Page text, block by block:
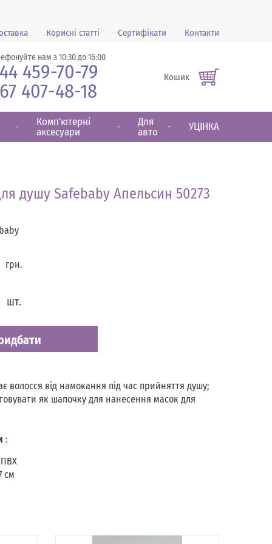
Корисні статті Сертифікати Контакти
нам з 10:30 до 16:00
459-70-79
407-48-18
Кошик
Комп'ютерні
аксесуари
Для
авто
УЦІНКА
душу Safebaby Апельсин 50273
грн.
шт.
волосся від намокання під час прийняття душу;
як шапочку для нанесення масок для
:
ПВХ
см